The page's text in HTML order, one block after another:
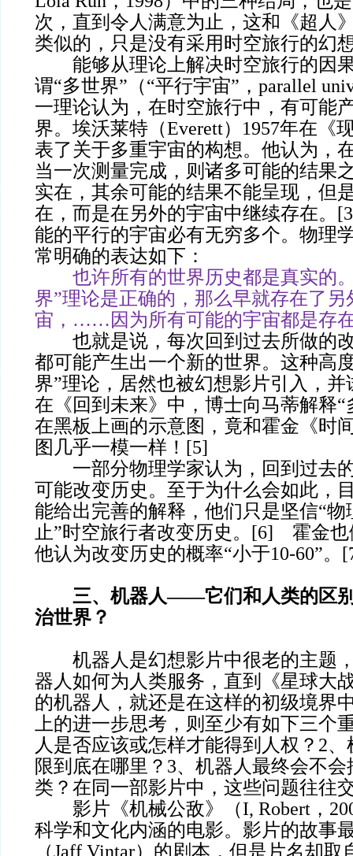
次，直到令人满意为止，这和《超人
类似的，只是没有采用时空旅行的幻
能够从理论上解决时空旅行的因
谓“多世界”（“平行宇宙”，parallel
一理论认为，在时空旅行中，有可能
界。埃沃莱特（Everett）1957年在《
表了关于多重宇宙的构想。他认为，
当一次测量完成，则诸多可能的结果
实在，其余可能的结果不能呈现，但
在，而是在另外的宇宙中继续存在
能的平行的宇宙必有无穷多个。物理
常明确的表达如下：
也许所有的世界历史都是真实
界”理论是正确的，那么早就存在了
宙，……因为所有可能的宇宙都是存
也就是说，每次回到过去所做的
都可能产生出一个新的世界。这种高
界”理论，居然也被幻想影片引入，
在《回到未来》中，博士向马蒂解释“
在黑板上画的示意图，竟和霍金《时
图几乎一模一样！[5]
一部分物理学家认为，回到过去
可能改变历史。至于为什么会如此，
能给出完善的解释，他们只是坚信“物
止”时空旅行者改变历史。[6] 霍金
他认为改变历史的概率“小于10-60”。
三、机器人——它们和人类的区
治世界？
机器人是幻想影片中很老的主题
器人如何为人类服务，直到《星球大
的机器人，就还是在这样的初级境界
上的进一步思考，则至少有如下三个
人是否应该或怎样才能得到人权？2
限到底在哪里？3、机器人最终会不
类？在同一部影片中，这些问题往往
影片《机械公敌》（I, Robert，
科学和文化内涵的电影。影片的故事
（Jaff Vintar）的剧本，但是片名却取